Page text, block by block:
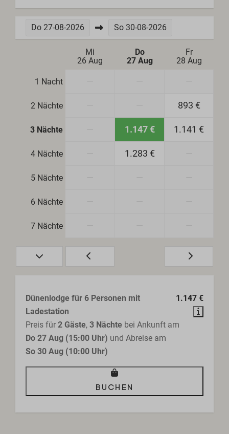
Do 27-08-2026 So 30-08-2026
Mi
26 Aug
Do
27 Aug
Fr
28 Aug
1 Nacht
2 Nächte 893 €
3 Nächte 1.147 € 1.141 €
4 Nächte 1.283 €
5 Nächte
6 Nächte
7 Nächte
1.147 €
Dünenlodge für 6 Personen mit
Ladestation
Preis für 2 Gäste, 3 Nächte bei Ankunft am
Do 27 Aug (15:00 Uhr) und Abreise am
So 30 Aug (10:00 Uhr)
Buchen